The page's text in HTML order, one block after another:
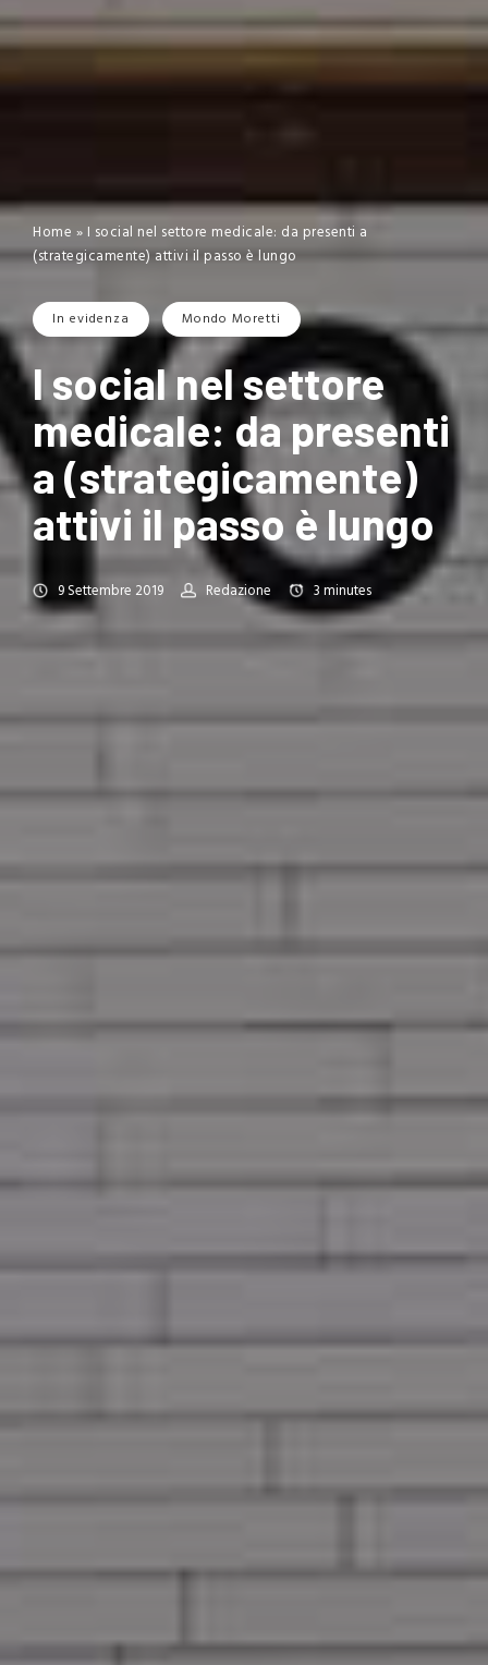
Home » I social nel settore medicale: da presenti a
(strategicamente) attivi il passo è lungo
In evidenza Mondo Moretti
I social nel settore
medicale: da presenti
a (strategicamente)
attivi il passo è lungo
9 Settembre 2019 Redazione 3minutes